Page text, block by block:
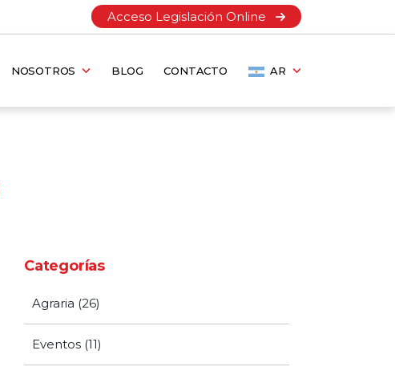
Acceso Legislación Online
NOSOTROS BLOG CONTACTO AR
Categorías
Agraria (26)
Eventos (11)